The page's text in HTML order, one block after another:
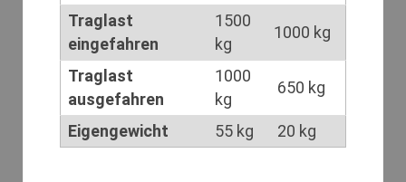
Traglast
eingefahren
1500
kg
1000 kg
Traglast
ausgefahren
1000
kg
650 kg
Eigengewicht 55 kg 20 kg